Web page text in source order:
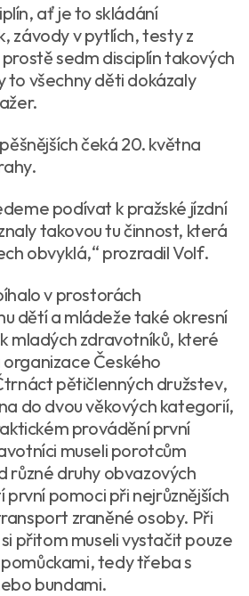
ať je to skládání
závody v pytlích, testy z
sedm disciplín takových
to všechny děti dokázaly
čeká 20. května
podívat k pražské jízdní
takovou tu činnost, která
obvyklá,“ prozradil Volf.
v prostorách
dětí a mládeže také okresní
mladých zdravotníků, které
Českého
pětičlenných družstev,
do dvou věkových kategorií,
provádění první
museli porotcům
různé druhy obvazových
pomoci při nejrůznějších
zraněné osoby. Při
přitom museli vystačit pouze
tedy třeba s
bundami.